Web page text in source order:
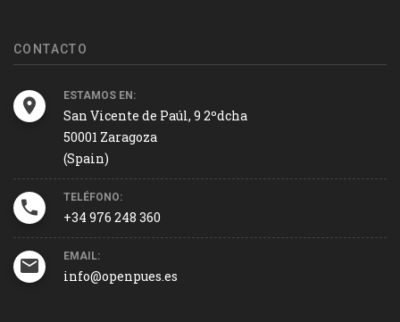
CONTACTO
ESTAMOS EN:
San Vicente de Paúl, 9 2ºdcha
50001 Zaragoza
(Spain)
TELÉFONO:
+34 976 248 360
EMAIL:
info@openpues.es